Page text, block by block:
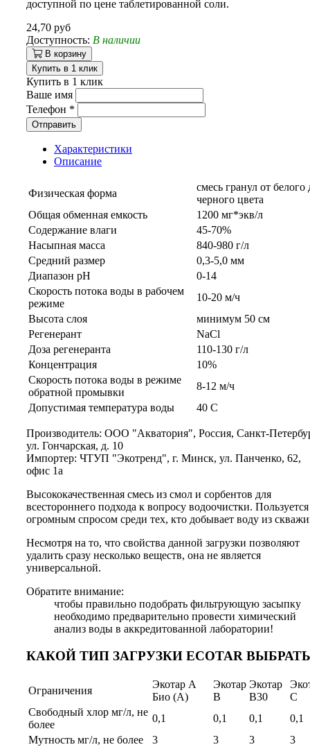
доступной по цене таблетированной соли.
24,70 руб
Доступность: В наличии
В корзину
Купить в 1 клик
Купить в 1 клик
Ваше имя
Телефон *
Отправить
Характеристики
Описание
Физическая форма
смесь гранул от белого
черного цвета
Общая обменная емкость
1200 мг*экв/л
Содержание влаги
45-70%
Насыпная масса
840-980 г/л
Средний размер
0,3-5,0 мм
Диапазон pH
0-14
Скорость потока воды в рабочем
режиме
10-20 м/ч
Высота слоя
минимум 50 см
Регенерант
NaCl
Доза регенеранта
110-130 г/л
Концентрация
10%
Скорость потока воды в режиме
обратной промывки
8-12 м/ч
Допустимая температура воды
40 С
Производитель: ООО "Акватория", Россия, Санкт-
ул. Гончарская, д. 10
Импортер: ЧТУП "Экотренд", г. Минск, ул. Панченко, 62,
офис 1а
Высококачественная смесь из смол и сорбентов для
всестороннего подхода к вопросу водоочистки. Пользуется
огромным спросом среди тех, кто добывает воду из
Несмотря на то, что свойства данной загрузки позволяют
удалить сразу несколько веществ, она не является
универсальной.
Обратите внимание:
чтобы правильно подобрать фильтрующую засыпку
необходимо предварительно провести химический
анализ воды в аккредитованной лаборатории!
КАКОЙ ТИП ЗАГРУЗКИ ECOTAR
Ограничения
Экотар А
Био (А)
Экотар
В
Экотар
В30
С
Свободный хлор мг/л, не
более
0,1 0,1 0,1
0,1
Мутность мг/л, не более
3 3 3
3